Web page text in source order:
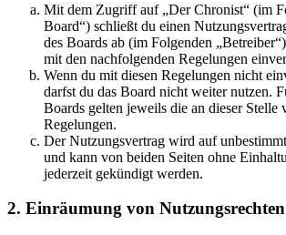
Mit dem Zugriff auf „Der Chronist“ (im
Board“) schließt du einen
des Boards ab (im Folgenden
mit den nachfolgenden Regelungen
Wenn du mit diesen Regelungen nicht
darfst du das Board nicht weiter nutzen.
Boards gelten jeweils die an dieser Stelle
Regelungen.
Der Nutzungsvertrag wird auf
und kann von beiden Seiten ohne
jederzeit gekündigt werden.
2. Einräumung von Nutzungsrechten